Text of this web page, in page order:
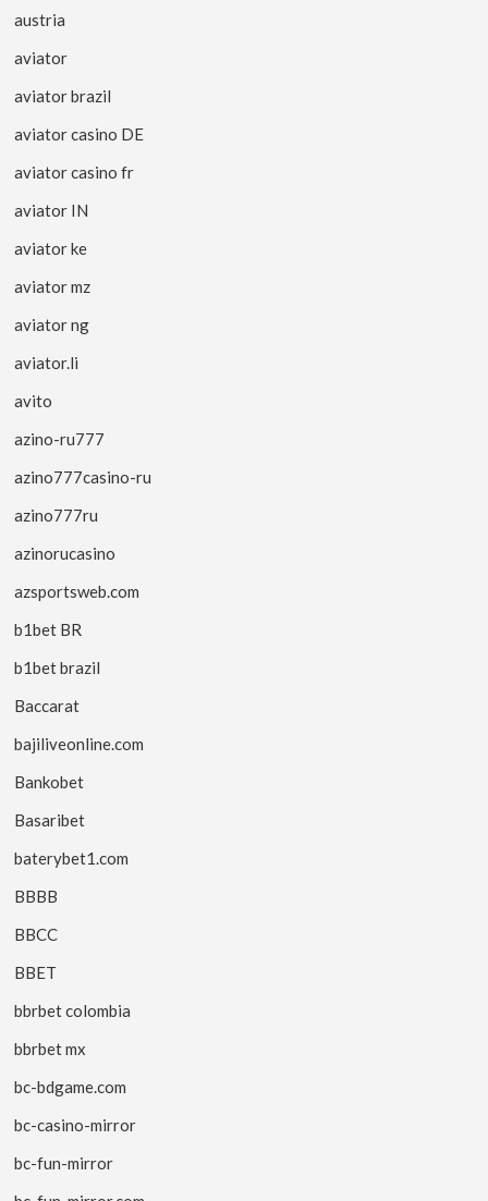
austria
aviator
aviator brazil
aviator casino DE
aviator casino fr
aviator IN
aviator ke
aviator mz
aviator ng
aviator.li
avito
azino-ru777
azino777casino-ru
azino777ru
azinorucasino
azsportsweb.com
b1bet BR
b1bet brazil
Baccarat
bajiliveonline.com
Bankobet
Basaribet
baterybet1.com
BBBB
BBCC
BBET
bbrbet colombia
bbrbet mx
bc-bdgame.com
bc-casino-mirror
bc-fun-mirror